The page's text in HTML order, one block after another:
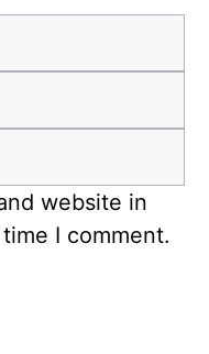
website in
I comment.